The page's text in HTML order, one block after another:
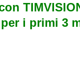
per i primi 3